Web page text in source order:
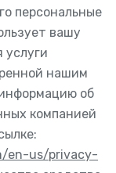
персональные
вашу
нашим
об
компанией
en-us/privacy-